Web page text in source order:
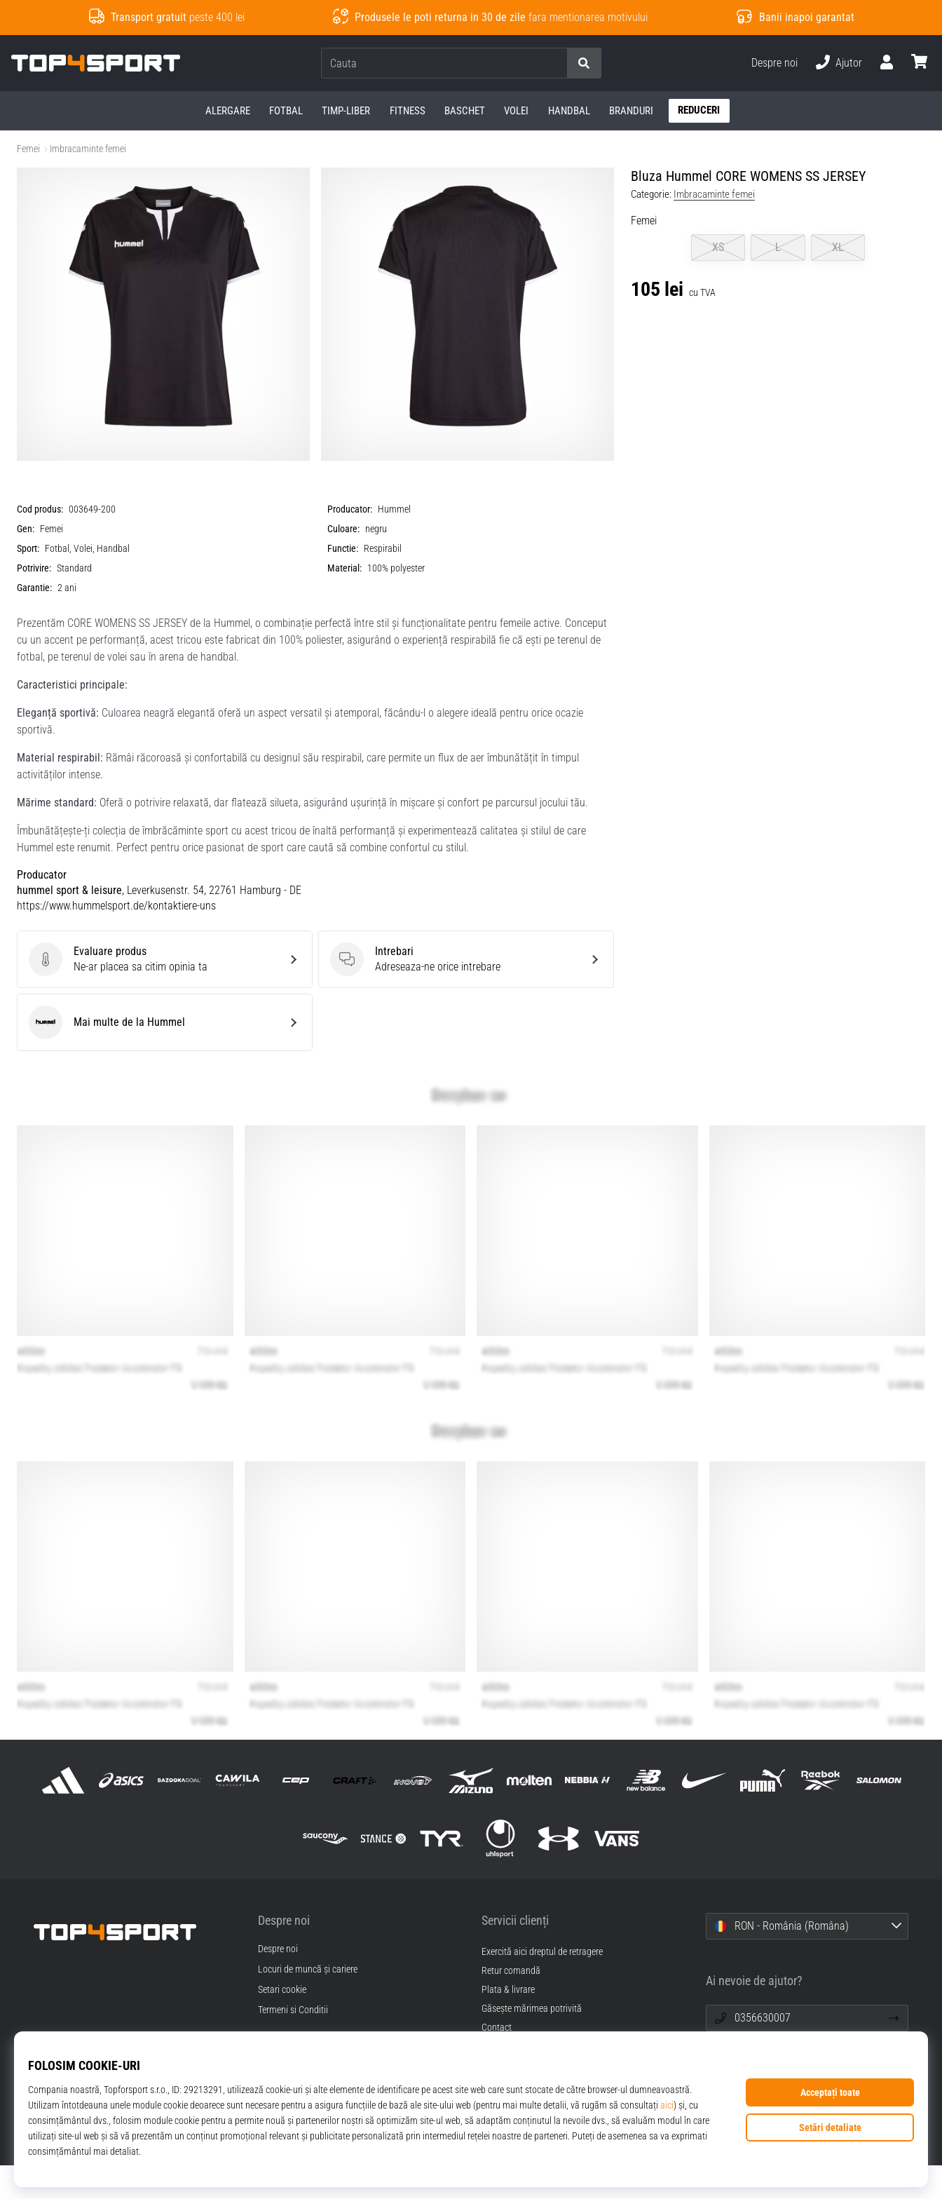
Transport gratuitpeste 400 lei Produsele le poti returna in 30 de zile fara mentionarea motivului Banii inapoi garantat
Top4Sport.ro
Cauta
Despre noi
Ajutor
ALERGARE FOTBAL TIMP-LIBER FITNESS BASCHET VOLEI HANDBAL BRANDURI REDUCERI
Femei Imbracaminte femei
Bluza Hummel CORE WOMENS SS JERSEY
Categorie: Imbracaminte femei
Femei
XS
L XL
105 lei cu TVA
Cod produs: 003649-200 Producator: Hummel
Gen: Femei Culoare: negru
Sport: Fotbal, Volei, Handbal Functie: Respirabil
Potrivire: Standard Material: 100% polyester
Garantie: 2 ani
Prezentăm CORE WOMENS SS JERSEY de la Hummel, o combinație perfectă între stil și funcționalitate pentru femeile active. Conceput
cu un accent pe performanță, acest tricou este fabricat din 100% poliester, asigurând o experiență respirabilă fie că ești pe terenul de
fotbal, pe terenul de volei sau în arena de handbal.
Caracteristici principale:
Eleganță sportivă: Culoarea neagră elegantă oferă un aspect versatil și atemporal, făcându-l o alegere ideală pentru orice ocazie
sportivă.
Material respirabil: Rămâi răcoroasă și confortabilă cu designul său respirabil, care permite un flux de aer îmbunătățit în timpul
activităților intense.
Mărime standard: Oferă o potrivire relaxată, dar flatează silueta, asigurând ușurință în mișcare și confort pe parcursul jocului tău.
Îmbunătățește-ți colecția de îmbrăcăminte sport cu acest tricou de înaltă performanță și experimentează calitatea și stilul de care
Hummel este renumit. Perfect pentru orice pasionat de sport care caută să combine confortul cu stilul.
Producator
hummel sport & leisure, Leverkusenstr. 54, 22761 Hamburg - DE
https://www.hummelsport.de/kontaktiere-uns
Evaluare produs
Evaluare produs
Ne-ar placea sa citim opinia ta
Intrebari
Intrebari
Adreseaza-ne orice intrebare
HummelMai multe de la Hummel
Despre noi
Despre noi
Locuri de muncă și cariere
Setari cookie
Termeni si Conditii
Servicii clienți
Exercită aici dreptul de retragere
Retur comandă
Plata & livrare
Găseşte mărimea potrivită
Contact
RON - România (Româna)
Ai nevoie de ajutor?
0356630007